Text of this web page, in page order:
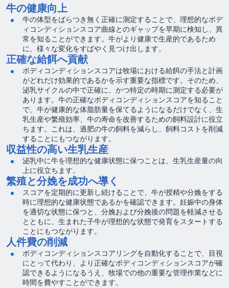
牛の健康向上
牛の体型をばらつき無く正確に測定することで、理想的なボデ
ィコンディションスコア曲線とのギャップを早期に検知し、異
常を知ることができます。牛がより健康で生産的であるため
に、様々な変化をすばやく見つけ出します。
正確な給餌へ貢献
ボディコンディションスコアは牧場における給餌の手法と計画
がどれだけ効果的であるかを示す重要な指標です。そのため、
泌乳サイクルの中で正確に、かつ特定の時期に測定する必要が
あります。牛の正確なボディコンディションスコアを知ること
で、牛が健康的な体脂肪量を保てるようになるだけでなく、生
乳生産や繁殖効率、牛の寿命を改善するための飼料設計に役立
ちます。これは、過肥の牛の飼料を減らし、飼料コストを削減
することにもつながります。
収益性の高い生乳生産
泌乳中に牛を理想的な健康状態に保つことは、生乳生産量の向
上に役立ちます。
繁殖と分娩を成功へ導く
スコアを定期的に更新し続けることで、牛が授精や分娩をする
時に理想的な健康状態であるかを確認できます。妊娠中の身体
を適切な状態に保つと、分娩および分娩後の問題を軽減させる
とともに、生まれた子牛が理想的な状態で発育をスタートする
ことにもつながります。
人件費の削減
ボディコンディションスコアリングを自動化することで、目視
にとって代わり、より正確なボディコンディションスコアが確
認できるようになるうえ、牧場での他の重要な管理作業などに
時間を費やすことができます。